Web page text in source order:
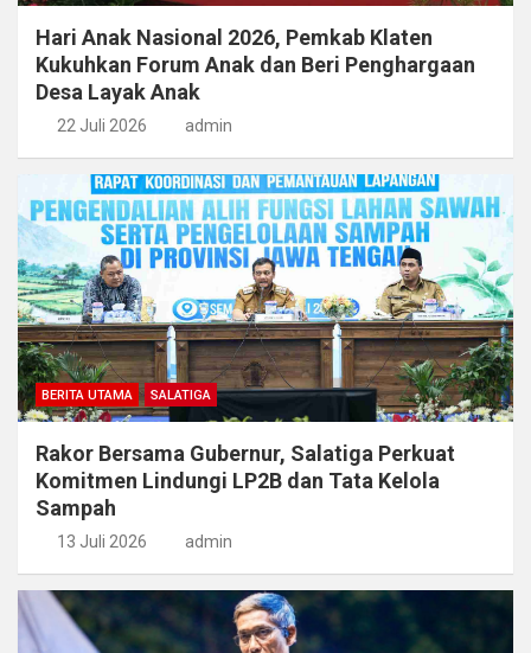
Hari Anak Nasional 2026, Pemkab Klaten
Kukuhkan Forum Anak dan Beri Penghargaan
Desa Layak Anak
22 Juli 2026 admin
BERITA UTAMA SALATIGA
Rakor Bersama Gubernur, Salatiga Perkuat
Komitmen Lindungi LP2B dan Tata Kelola
Sampah
13 Juli 2026 admin